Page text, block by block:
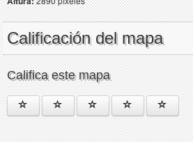
Calificación del mapa
Califica este mapa